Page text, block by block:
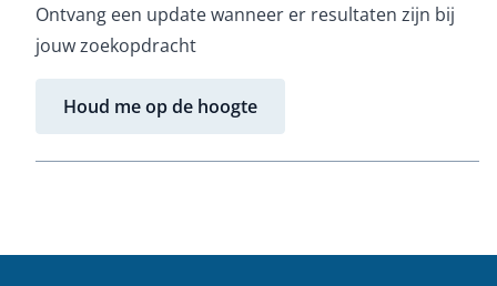
Ontvang een update wanneer er resultaten zijn bij
jouw zoekopdracht
Houd me op de hoogte